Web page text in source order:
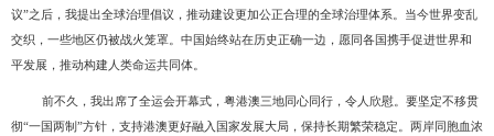
议”之后，我提出全球治理倡议，推动建设更加公正合理的全球治理体系。当今世界变乱
交织，一些地区仍被战火笼罩。中国始终站在历史正确一边，愿同各国携手促进世界和
平发展，推动构建人类命运共同体。
前不久，我出席了全运会开幕式，粤港澳三地同心同行，令人欣慰。要坚定不移贯
彻“一国两制”方针，支持港澳更好融入国家发展大局，保持长期繁荣稳定。两岸同胞血浓